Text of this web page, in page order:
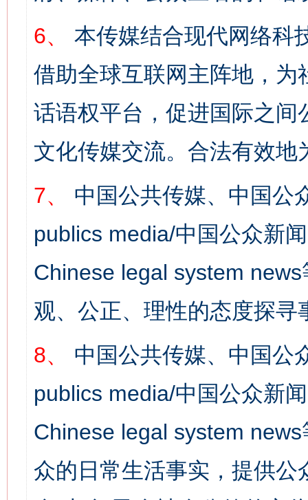
6、
本传媒结合现代网络科
借助全球互联网主阵地，
话语权平台，促进国际之
文化传媒交流。合法有效地
7、
中国公共传媒、中国公
publics media/中国公众新
Chinese legal system
观、公正、理性的态度探寻
8、
中国公共传媒、中国公
publics media/中国公众新
Chinese legal system
众的日常生活事实，提供
这是一记警钟！ 谢
在谋一域中谋全局
今